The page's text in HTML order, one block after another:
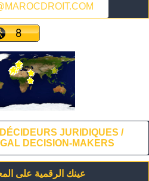
JURIDIQUES /
DECISION-MAKERS
عينك الرقمية على